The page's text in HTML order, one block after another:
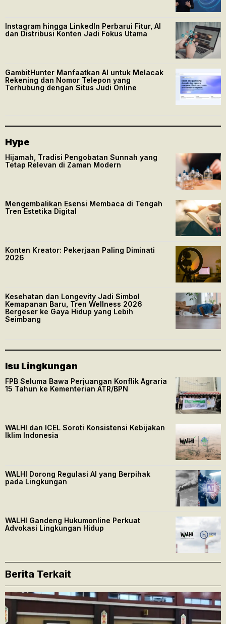
Instagram hingga LinkedIn Perbarui Fitur, AI
dan Distribusi Konten Jadi Fokus Utama
GambitHunter Manfaatkan AI untuk Melacak
Rekening dan Nomor Telepon yang
Terhubung dengan Situs Judi Online
Hype
Hijamah, Tradisi Pengobatan Sunnah yang
Tetap Relevan di Zaman Modern
Mengembalikan Esensi Membaca di Tengah
Tren Estetika Digital
Konten Kreator: Pekerjaan Paling Diminati
2026
Kesehatan dan Longevity Jadi Simbol
Kemapanan Baru, Tren Wellness 2026
Bergeser ke Gaya Hidup yang Lebih
Seimbang
Isu Lingkungan
FPB Seluma Bawa Perjuangan Konflik Agraria
15 Tahun ke Kementerian ATR/BPN
WALHI dan ICEL Soroti Konsistensi Kebijakan
Iklim Indonesia
WALHI Dorong Regulasi AI yang Berpihak
pada Lingkungan
WALHI Gandeng Hukumonline Perkuat
Advokasi Lingkungan Hidup
Berita Terkait